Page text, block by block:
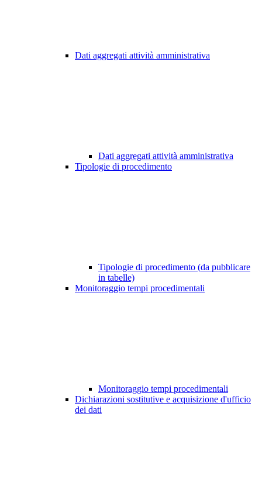
Dati aggregati attività amministrativa
Dati aggregati attività amministrativa
Tipologie di procedimento
Tipologie di procedimento (da pubblicare
in tabelle)
Monitoraggio tempi procedimentali
Monitoraggio tempi procedimentali
Dichiarazioni sostitutive e acquisizione d'ufficio
dei dati